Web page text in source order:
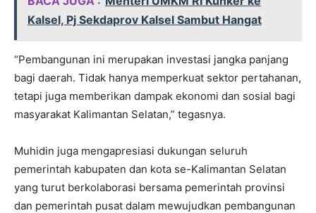
Kalsel, Pj Sekdaprov Kalsel Sambut Hangat
“Pembangunan ini merupakan investasi jangka panjang
bagi daerah. Tidak hanya memperkuat sektor pertahanan,
tetapi juga memberikan dampak ekonomi dan sosial bagi
masyarakat Kalimantan Selatan,” tegasnya.
Muhidin juga mengapresiasi dukungan seluruh
pemerintah kabupaten dan kota se-Kalimantan Selatan
yang turut berkolaborasi bersama pemerintah provinsi
dan pemerintah pusat dalam mewujudkan pembangunan